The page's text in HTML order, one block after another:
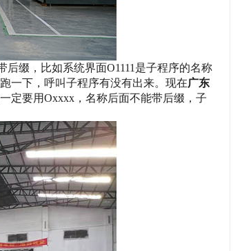
缀，比如系统界面O1111是子程序的名称
一下，呼叫子程序有没有出来。现在广东
定要用Oxxxx，名称后面不能带后缀，子